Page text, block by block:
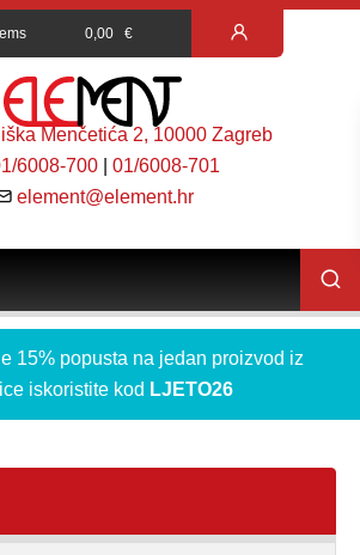
0,00 €
Menčetića 2, 10000 Zagreb
6008-700 |01/6008-701
element@element.hr
15% popusta na jedan proizvod iz
iskoristite kod LJETO26